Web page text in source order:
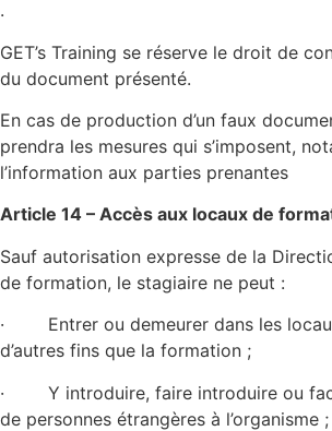
.
GET’s Training se réserve le droit de
du document présenté.
En cas de production d’un faux
prendra les mesures qui s’imposent,
l’information aux parties prenantes
Article 14 – Accès aux locaux de
Sauf autorisation expresse de la
de formation, le stagiaire ne peut :
· Entrer ou demeurer dans les
d’autres fins que la formation ;
· Y introduire, faire introduire ou
de personnes étrangères à l’organisme ;